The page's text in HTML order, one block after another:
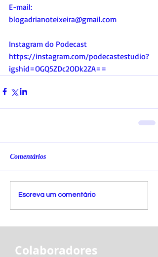
E-mail:
blogadrianoteixeira@gmail.com
Instagram do Podecast
https://instagram.com/podecastestudio?
igshid=OGQ5ZDc2ODk2ZA==
Comentários
Escreva um comentário
Colaboradores